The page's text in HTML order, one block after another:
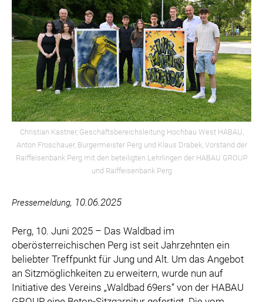
INSTITUTE OF SCIENCE AND TECHNOLOGY AUSTRIA (ISTA)
LUDWIG BOLTZMANN GESELLSCHAFT (LBG)
PURTSCHER RELATIONS
VBC
VERA PURE
WIENER SKIVERBAND
DIE TAFEL ÖSTERREICH
VERTESSI
KAMPAGNE: WIR SIND ÖSTERREICHER:INNEN.
MARKUS BREITENECKER
MEDIA
DOWNLOADS
PRESSEKONTAKT
Christian Kastner, Geschäftsbereichsleitung Hochbau West HABAU,
Anton Froschauer, Bürgermeister Perg und Klaus Drabek, Vorstand der
Raiffeisenbank Perg mit den beteiligten Lehrlingen der HABAU GROUP
und Raiffeisenbank Perg
Pressemeldung, 10.06.2025
Perg, 10. Juni 2025 – Das Waldbad im
oberösterreichischen Perg ist seit Jahrzehnten ein
beliebter Treffpunkt für Jung und Alt. Um das Angebot
an Sitzmöglichkeiten zu erweitern, wurde nun auf
Initiative des Vereins „Waldbad 69ers“ von der HABAU